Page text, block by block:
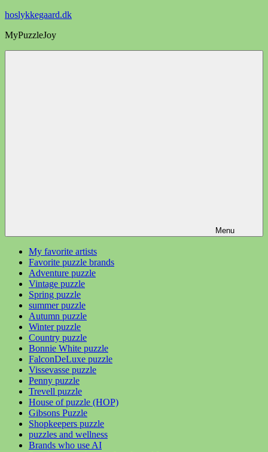
Videre
indhold
hoslykkegaard.dk
MyPuzzleJoy
Menu
My favorite artists
Favorite puzzle brands
Adventure puzzle
Vintage puzzle
Spring puzzle
summer puzzle
Autumn puzzle
Winter puzzle
Country puzzle
Bonnie White puzzle
FalconDeLuxe puzzle
Vissevasse puzzle
Penny puzzle
Trevell puzzle
House of puzzle (HOP)
Gibsons Puzzle
Shopkeepers puzzle
puzzles and wellness
Brands who use AI